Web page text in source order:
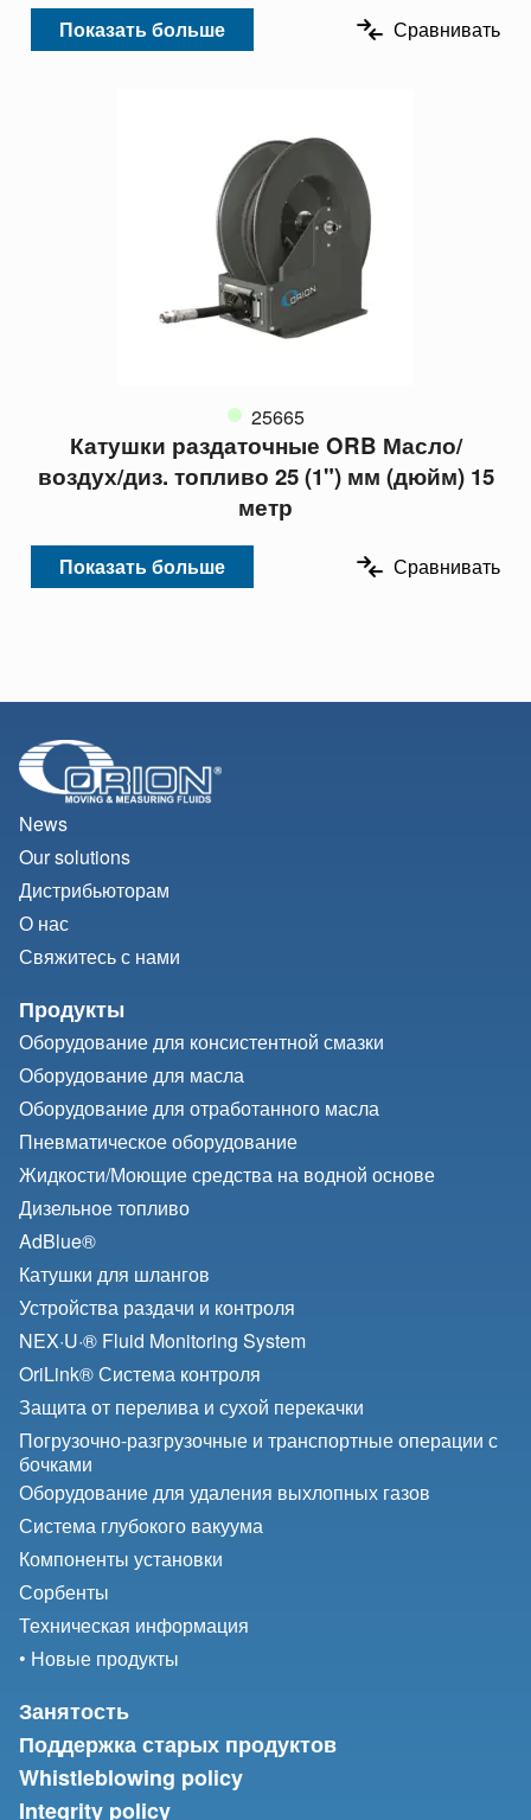
Показать больше Сравнивать
25665
Катушки раздаточные ORB Масло/
воздух/диз. топливо 25 (1") мм (дюйм) 15
метр
Показать больше Сравнивать
News
Our solutions
Дистрибьюторам
О нас
Свяжитесь с нами
Продукты
Оборудование для консистентной смазки
Оборудование для масла
Оборудование для отработанного масла
Пневматическое оборудование
Жидкости/Моющие средства на водной основе
Дизельное топливо
AdBlue®
Катушки для шлангов
Устройства раздачи и контроля
NEX·U·® Fluid Monitoring System
OriLink® Система контроля
Защита от перелива и сухой перекачки
Погрузочно-разгрузочные и транспортные операции с
бочками
Оборудование для удаления выхлопных газов
Система глубокого вакуума
Компоненты установки
Сорбенты
Техническая информация
• Новые продукты
Занятость
Поддержка старых продуктов
Whistleblowing policy
Integrity policy